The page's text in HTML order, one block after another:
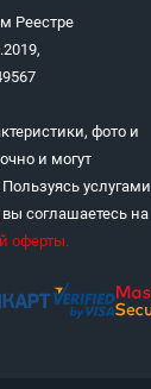
Реестре
фото и
и могут
услугами
соглашаетесь на
оферты.